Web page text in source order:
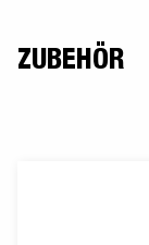
ZUBEHÖR